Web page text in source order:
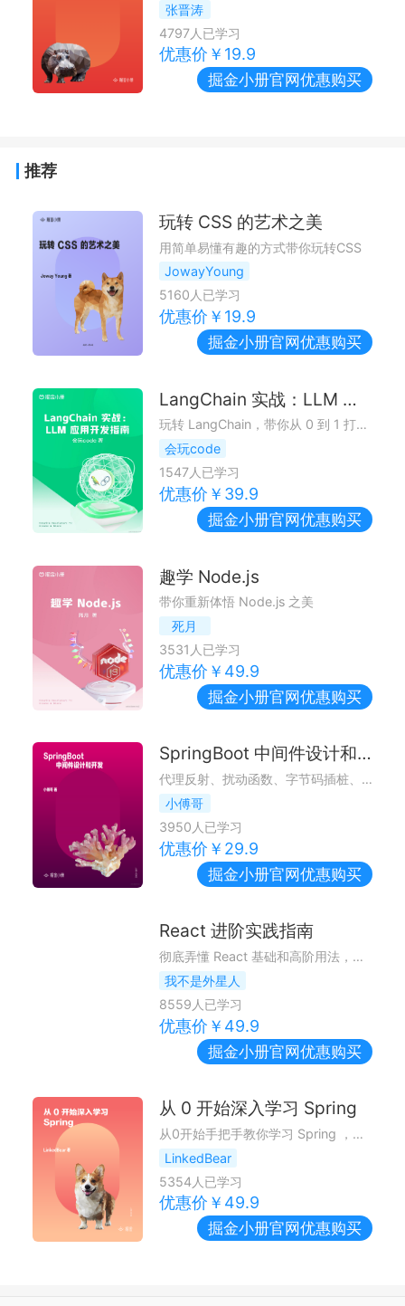
张晋涛
4797人已学习
优惠价￥ 19.9
掘金小册官网优惠购买
推荐
玩转 CSS 的艺术之美
用简单易懂有趣的方式带你玩转CSS
JowayYoung
5160 人已学习
优惠价￥ 19.9
掘金小册官网优惠购买
LangChain 实战：LLM 应用开发指南
玩转 LangChain，带你从 0 到 1 打造自己的 LLM 应用
会玩code
1547人已学习
优惠价￥ 39.9
掘金小册官网优惠购买
趣学 Node.js
带你重新体悟 Node.js 之美
死月
3531 人已学习
优惠价￥ 49.9
掘金小册官网优惠购买
SpringBoot 中间件设计和开发
代理反射、扰动函数、字节码插桩、类代理注册，把技术与场景结合学习中间件开发技术！
小傅哥
3950 人已学习
优惠价￥ 29.9
掘金小册官网优惠购买
React 进阶实践指南
彻底弄懂 React 基础和高阶用法，结合实践 Demo，告别技术瓶颈期，实现进阶~
我不是外星人
8559 人已学习
优惠价￥ 49.9
掘金小册官网优惠购买
从 0 开始深入学习 Spring
从0开始手把手教你学习 Spring ，循序渐进由浅入深掌握 Spring 的核心与底层，助你成为 Spring 大佬。
LinkedBear
5354人已学习
优惠价￥ 49.9
掘金小册官网优惠购买